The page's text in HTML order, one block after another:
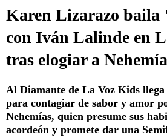
Karen Lizarazo
con Iván Lalinde en
tras elogiar a
Al Diamante de La Voz Kids
para contagiar de sabor y amor
Nehemías, quien presume sus
acordeón y promete dar una